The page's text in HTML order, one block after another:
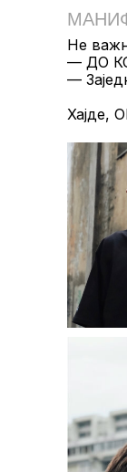
Не
— ДО
—
Хаjде,
ИП ЧАЛОВ ДАНИИЛ
ОГРНИП
АДРЕС ДЛЯ
ТОВАРНЫЙ ЗНАК
ТОВАРНЫЙ ЗНАК
Соглашаюсь с